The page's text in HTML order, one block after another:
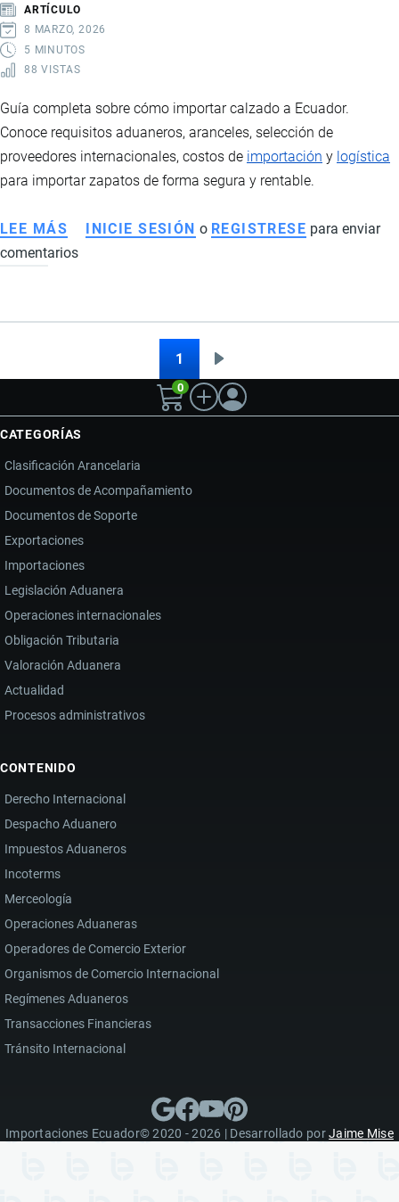
Y
PROCESO
ADUANERO
ARTÍCULO
8 MARZO, 2026
5 MINUTOS
88 VISTAS
Guía completa sobre cómo importar calzado a Ecuador.
Conoce requisitos aduaneros, aranceles, selección de
proveedores internacionales, costos de importación y logística
para importar zapatos de forma segura y rentable.
LEE MÁS SOBRE
IMPORTACIÓN
A
ARANCELES,
PROVEEDORES
ESTRATEGIAS
PARA
IMPORTAR
ZAPATOS
INICIE SESIÓN o REGISTRESE para enviar
comentarios
1
página
0
CATEGORÍAS
Clasificación Arancelaria
Documentos de Acompañamiento
Documentos de Soporte
Exportaciones
Importaciones
Legislación Aduanera
Operaciones internacionales
Obligación Tributaria
Valoración Aduanera
Actualidad
Procesos administrativos
CONTENIDO
Derecho Internacional
Despacho Aduanero
Impuestos Aduaneros
Incoterms
Merceología
Operaciones Aduaneras
Operadores de Comercio Exterior
Organismos de Comercio Internacional
Regímenes Aduaneros
Transacciones Financieras
Tránsito Internacional
Importaciones Ecuador© 2020 - 2026 | Desarrollado porJaime Mise